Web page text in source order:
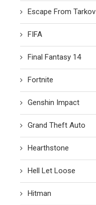
Escape From Tarkov
FIFA
Final Fantasy 14
Fortnite
Genshin Impact
Grand Theft Auto
Hearthstone
Hell Let Loose
Hitman